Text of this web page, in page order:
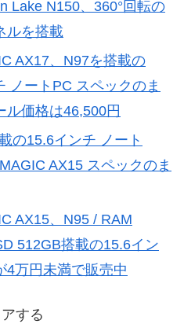
Lake N150、360°回転の
ルを搭載
AX17、N97を搭載の
ノートPC スペックのま
ル価格は46,500円
の15.6インチ ノート
AX15 スペックのま
AX15、N95 / RAM
512GB搭載の15.6イン
4万円未満で販売中
する